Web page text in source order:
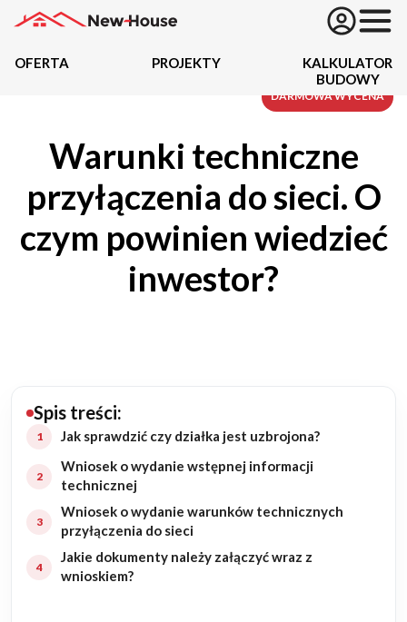
Oferta
Działki
Kredyty
Budowa domu
Rezydencje
Rozbudowa
Remonty
OFERTA PROJEKTY
KALKULATOR
BUDOWY
Warunki techniczne
przyłączenia do sieci. O
czym powinien wiedzieć
inwestor?
Spis treści:
Jak sprawdzić czy działka jest uzbrojona?
Wniosek o wydanie wstępnej informacji
technicznej
Wniosek o wydanie warunków technicznych
przyłączenia do sieci
Jakie dokumenty należy załączyć wraz z
wnioskiem?
DARMOWA WYCENA